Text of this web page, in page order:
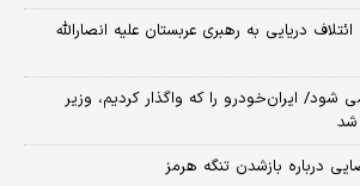
دریایی به رهبری عربستان علیه انصارالله
شود/ ایران‌خودرو را که واگذار کردیم، وزیر
شد
درباره بازشدن تنگه هرمز